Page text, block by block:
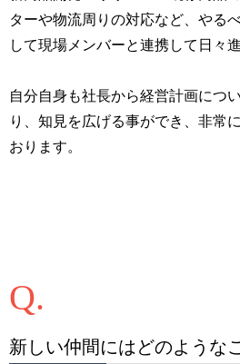
ターや物流周りの対応など、やる
して現場メンバーと連携して日々
自分自身も社長から経営計画につ
り、知見を広げる事ができ、非常
おります。
新しい仲間にはどのような